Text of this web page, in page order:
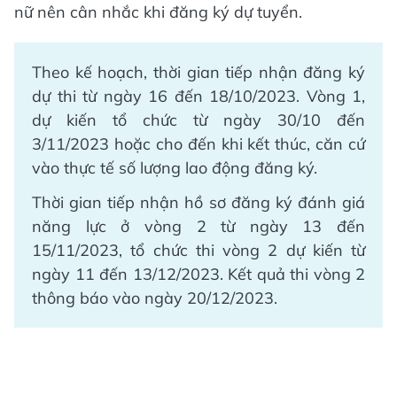
nữ nên cân nhắc khi đăng ký dự tuyển.
Theo kế hoạch, thời gian tiếp nhận đăng ký
dự thi từ ngày 16 đến 18/10/2023. Vòng 1,
dự kiến tổ chức từ ngày 30/10 đến
3/11/2023 hoặc cho đến khi kết thúc, căn cứ
vào thực tế số lượng lao động đăng ký.
Thời gian tiếp nhận hồ sơ đăng ký đánh giá
năng lực ở vòng 2 từ ngày 13 đến
15/11/2023, tổ chức thi vòng 2 dự kiến từ
ngày 11 đến 13/12/2023. Kết quả thi vòng 2
thông báo vào ngày 20/12/2023.